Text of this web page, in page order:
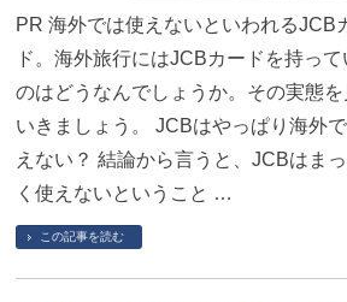
PR 海外では使えないといわれるJCB
ド。海外旅行にはJCBカードを持って
のはどうなんでしょうか。その実態を
いきましょう。 JCBはやっぱり海外
えない？ 結論から言うと、JCBはま
く使えないということ …
この記事を読む